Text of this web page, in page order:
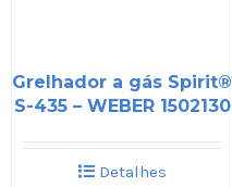
Grelhador a gás Spirit®
S-435 – WEBER 1502130
Detalhes